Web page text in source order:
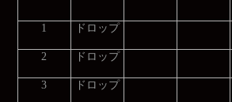
1 ドロップ
2 ドロップ
3 ドロップ